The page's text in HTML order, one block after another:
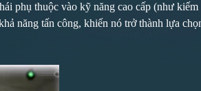
phụ thuộc vào kỹ năng cao cấp (như kiếm
năng tấn công, khiến nó trở thành lựa